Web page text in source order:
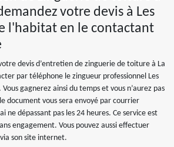
votre devis à Les
l'habitat en le contactant
devis d’entretien de zinguerie de toiture à La
par téléphone le zingueur professionnel Les
gagnerez ainsi du temps et vous n’aurez pas
document vous sera envoyé par courrier
ne dépassant pas les 24 heures. Ce service est
engagement. Vous pouvez aussi effectuer
son site internet.